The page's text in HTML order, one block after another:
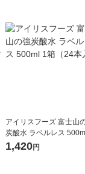
アイリスフーズ 富士山
炭酸水 ラベルレス
箱（24本入）
1,420円